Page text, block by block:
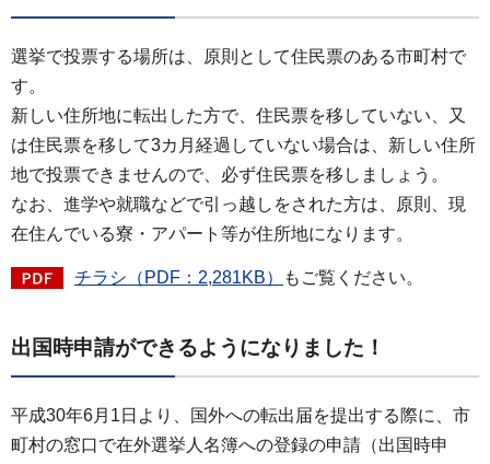
選挙で投票する場所は、原則として住民票のある市町村で
す。
新しい住所地に転出した方で、住民票を移していない、又
は住民票を移して3カ月経過していない場合は、新しい住所
地で投票できませんので、必ず住民票を移しましょう。
なお、進学や就職などで引っ越しをされた方は、原則、現
在住んでいる寮・アパート等が住所地になります。
チラシ（PDF：2,281KB） もご覧ください。
出国時申請ができるようになりました！
平成30年6月1日より、国外への転出届を提出する際に、市
町村の窓口で在外選挙人名簿への登録の申請（出国時申